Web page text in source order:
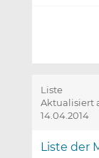
Liste
Aktualisiert
14.04.2014
Liste der